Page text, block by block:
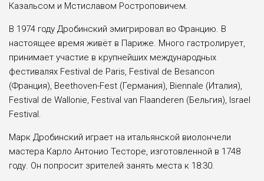
Казальсом и Мстиславом Ростроповичем.
В 1974 году Дробинский эмигрировал во Францию. В
настоящее время живёт в Париже. Много гастролирует,
принимает участие в крупнейших международных
фестивалях Festival de Paris, Festival de Besancon
(Франция), Beethoven-Fest (Германия), Biennale (Италия),
Festival de Wallonie, Festival van Flaanderen (Бельгия), Israel
Festival.
Марк Дробинский играет на итальянской виолончели
мастера Карло Антонио Тесторе, изготовленной в 1748
году. Он попросит зрителей занять места к 18:30.